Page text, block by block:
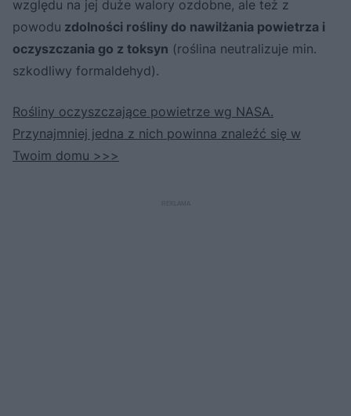
względu na jej duże walory ozdobne, ale też z
powodu zdolności rośliny do nawilżania powietrza i
oczyszczania go z toksyn (roślina neutralizuje min.
szkodliwy formaldehyd).
Rośliny oczyszczające powietrze wg NASA.
Przynajmniej jedna z nich powinna znaleźć się w
Twoim domu >>>